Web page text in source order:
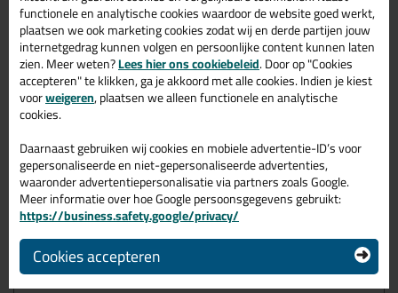
Hoge scheuroverbrugging
Conform bouwstoffenklasse B2 normaal ontvlambaar conform
DIN 4102-1
Omschrijving
OTTOFLEX Vloeibare Folie
in 20KG
Bestel de OTTOFLEX Vloeibare Folie in 20KG vandaag nog!
Vandaag besteld = morgen in huis.
Wil je meer weten over de toepassing en kenmerken van dit
product?Lees alles over dit product >
functionele en analytische cookies waardoor de website goed werkt,
plaatsen we ook marketing cookies zodat wij en derde partijen jouw
internetgedrag kunnen volgen en persoonlijke content kunnen laten
zien. Meer weten?Lees hier ons cookiebeleid. Door op "Cookies
accepteren" te klikken, ga je akkoord met alle cookies. Indien je kiest
voorweigeren, plaatsen we alleen functionele en analytische
cookies.
Daarnaast gebruiken wij cookies en mobiele advertentie-ID’s voor
gepersonaliseerde en niet-gepersonaliseerde advertenties,
waaronder advertentiepersonalisatie via partners zoals Google.
Meer informatie over hoe Google persoonsgegevens gebruikt:
https://business.safety.google/privacy/
Cookies accepteren